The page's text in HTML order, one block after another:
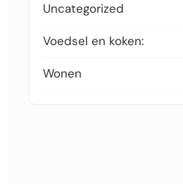
Uncategorized
Voedsel en koken:
Wonen